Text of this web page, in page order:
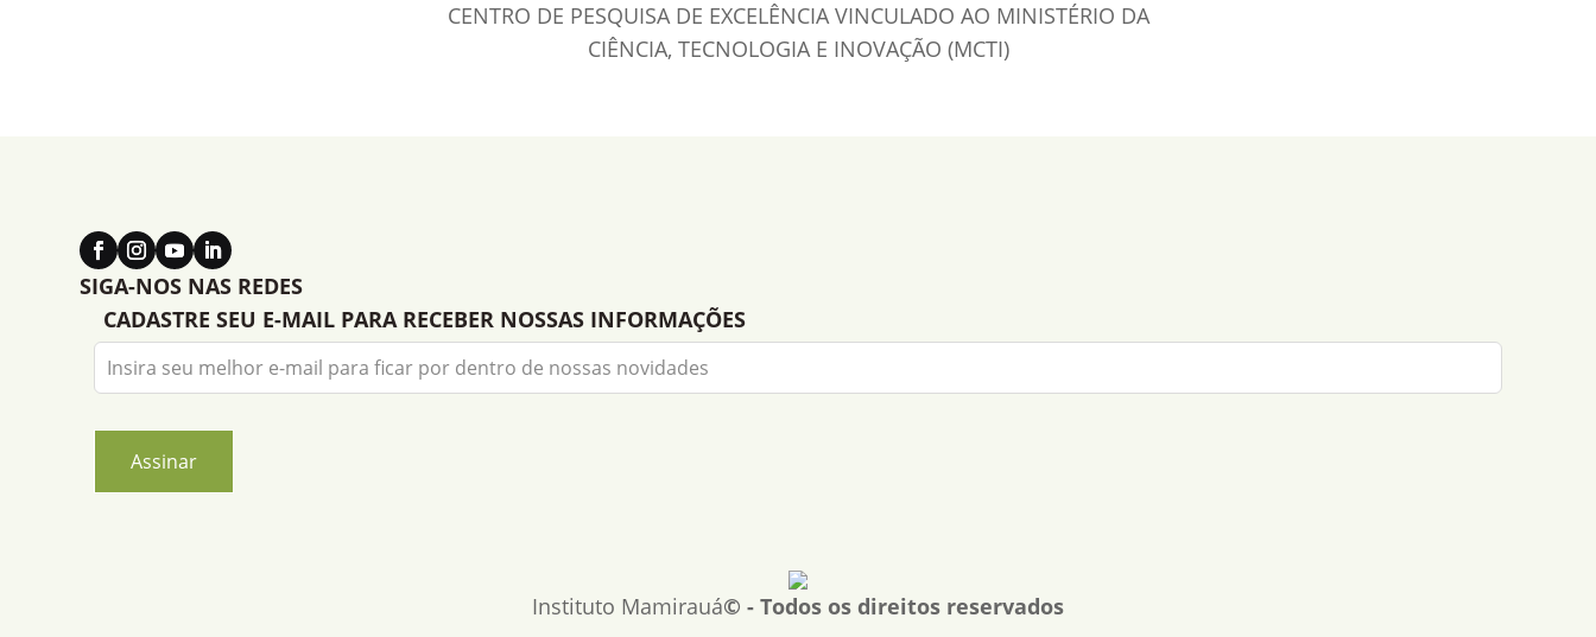
CENTRO DE PESQUISA DE EXCELÊNCIA VINCULADO AO MINISTÉRIO DA
CIÊNCIA, TECNOLOGIA E INOVAÇÃO (MCTI)
SIGA-NOS NAS REDES
CADASTRE SEU E-MAIL PARA RECEBER NOSSAS INFORMAÇÕES
Leave
this
blank
Assinar
Instituto Mamirauá© - Todos os direitos reservados